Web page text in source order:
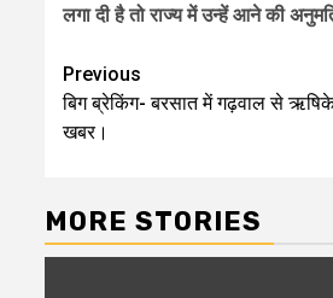
लगा दी है तो राज्य में उन्हें आने की
Post
navigation
Previous
बिग ब्रेकिंग- बरसात में गढ़वाल से
खबर।
MORE STORIES